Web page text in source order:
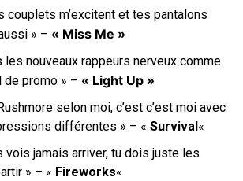
couplets m’excitent et tes pantalons
» – « Miss Me »
les nouveaux rappeurs nerveux comme
de promo » – « Light Up »
selon moi, c’est c’est moi avec
différentes » – « Survival«
vois jamais arriver, tu dois juste les
» – « Fireworks«